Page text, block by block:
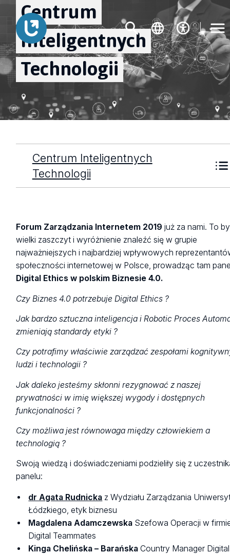
Centrum
Inteligentnych
Technologii
Centrum Inteligentnych
Technologii
Forum Zarządzania Internetem 2019 już za nami. To
wielki zaszczyt i wyróżnienie znaleźć się w grupie
najważniejszych i najbardziej wpływowych
społeczności internetowej w Polsce, prowadząc tam
Digital Ethics w polskim Biznesie 4.0.
Czy Biznes 4.0 potrzebuje Digital Ethics ?
Jak bardzo sztuczna inteligencja i Robotic Proces
zmieniają standardy etyki ?
Czy potrafimy właściwie zarządzać zespołami
ludzi i technologii ?
Jak daleko jesteśmy skłonni rezygnować z naszej
prywatności w imię większej wygody i dostępnych
funkcjonalności ?
Czy możliwa jest równowaga między człowiekiem a
technologią ?
Swoją wiedzą i doświadczeniami podzieliły się z
panelu:
dr Agata Rudnicka z Wydziału Zarządzania
Łódzkiego, etyk biznesu
Magdalena Adamczewska Szefowa Operacji w
Digital Teammates
Kinga Chelińska – Barańska Country Manager Digital